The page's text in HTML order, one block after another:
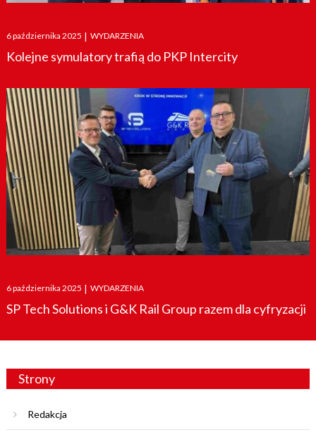
Posted
on
6 października 2025 | WYDARZENIA
Kolejne symulatory trafią do PKP Intercity
Posted
on
6 października 2025 | WYDARZENIA
SP Tech Solutions i G&K Rail Group razem dla cyfryzacji
Strony
Redakcja